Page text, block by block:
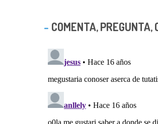
COMENTA, PREGUNTA,